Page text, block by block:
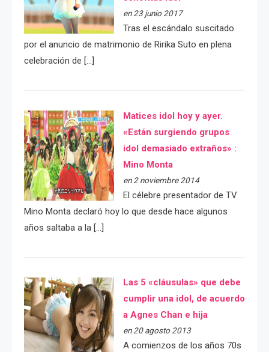
en 23 junio 2017
Tras el escándalo suscitado
por el anuncio de matrimonio de Ririka Suto en plena
celebración de […]
Matices idol hoy y ayer.
«Están surgiendo grupos
idol demasiado extraños» :
Mino Monta
en 2 noviembre 2014
El célebre presentador de TV
Mino Monta declaró hoy lo que desde hace algunos
años saltaba a la […]
Las 5 «cláusulas» que debe
cumplir una idol, de acuerdo
a Agnes Chan e hija
en 20 agosto 2013
A comienzos de los años 70s